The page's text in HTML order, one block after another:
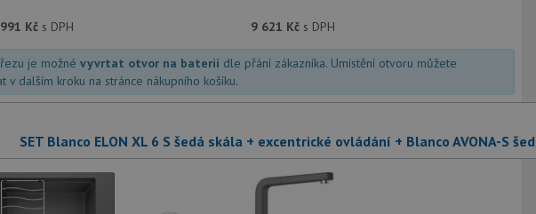
Kčs DPH 9 621 Kč s DPH
je možné vyvrtat otvor na baterii dle přání zákazníka. Umístění otvoru můžete
v dalším kroku na stránce nákupního košíku.
SET Blanco ELON XL 6 S šedá skála + excentrické ovládání + Blanco AVONA-S
soubory Výkonové soubory Soubory cílení
Poskytovatel/
Doména
Vyprší Popis
.drezy-blanco.cz
Tento cookie se používá k jedinečné identifikaci zařízení, která